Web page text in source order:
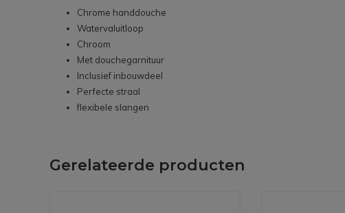
Chrome handdouche
Watervaluitloop
Chroom
Met douchegarnituur
Inclusief inbouwdeel
Perfecte straal
flexibele slangen
Gerelateerde producten